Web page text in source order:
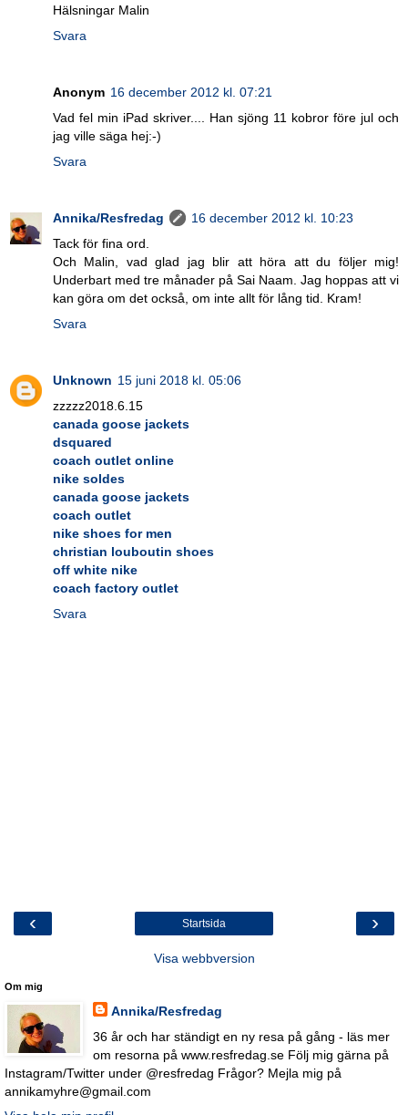
Hälsningar Malin
Svara
Anonym 16 december 2012 kl. 07:21
Vad fel min iPad skriver.... Han sjöng 11 kobror före jul och
jag ville säga hej:-)
Svara
Annika/Resfredag
16 december 2012 kl. 10:23
Tack för fina ord.
Och Malin, vad glad jag blir att höra att du följer mig!
Underbart med tre månader på Sai Naam. Jag hoppas att vi
kan göra om det också, om inte allt för lång tid. Kram!
Svara
Unknown 15 juni 2018 kl. 05:06
zzzzz2018.6.15
canada goose jackets
dsquared
coach outlet online
nike soldes
canada goose jackets
coach outlet
nike shoes for men
christian louboutin shoes
off white nike
coach factory outlet
Svara
‹ ›
Startsida
Visa webbversion
Om mig
Annika/Resfredag
36 år och har ständigt en ny resa på gång - läs mer
om resorna på www.resfredag.se Följ mig gärna på
Instagram/Twitter under @resfredag Frågor? Mejla mig på
annikamyhre@gmail.com